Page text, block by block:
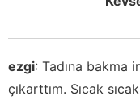
ezgi: Tadına bakma
çıkarttım. Sıcak